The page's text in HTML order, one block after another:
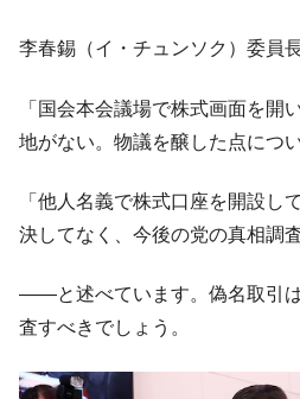
李春錫（イ・チュンソク）委員長
「国会本会議場で株式画面を開
地がない。物議を醸した点につ
「他人名義で株式口座を開設し
決してなく、今後の党の真相調
――と述べています。偽名取引
査すべきでしょう。